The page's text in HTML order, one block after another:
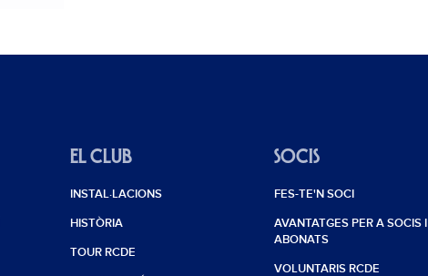
EL CLUB
INSTAL·LACIONS
HISTÒRIA
TOUR RCDE
SOCIS
FES-TE'N SOCI
AVANTATGES PER A SOCIS I
ABONATS
VOLUNTARIS RCDE